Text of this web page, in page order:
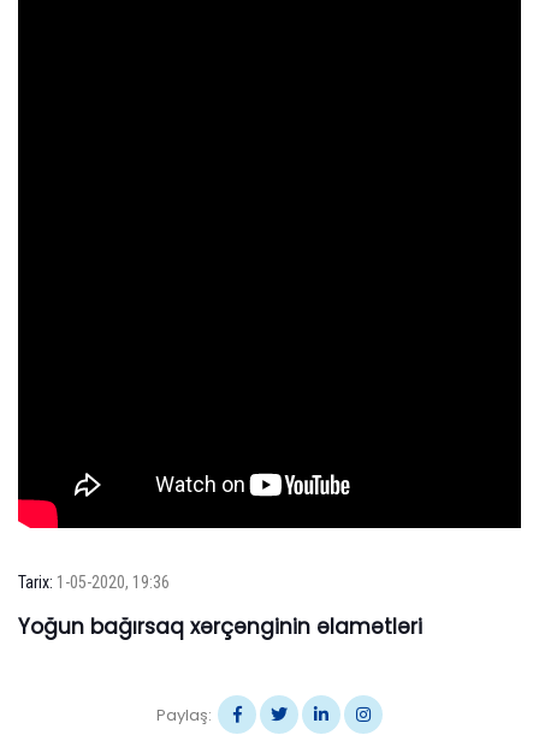
Tarix: 1-05-2020, 19:36
Yoğun bağırsaq xərçənginin əlamətləri
Paylaş: